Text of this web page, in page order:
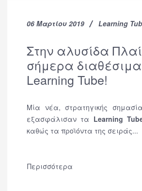
06 Μαρτίου 2019 Learning
Στην αλυσίδα
σήμερα
Learning Tube!
Μία νέα, στρατηγικής
εξασφάλισαν τα Learning
καθώς τα προϊόντα της σειράς...
Περισσότερα